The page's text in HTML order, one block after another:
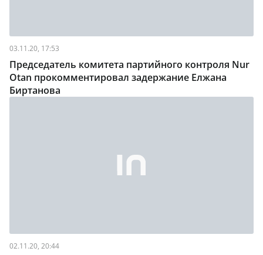
03.11.20, 17:53
Председатель комитета партийного контроля Nur
Otan прокомментировал задержание Елжана
Биртанова
02.11.20, 20:44